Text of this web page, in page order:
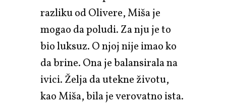
razliku od Olivere, Miša je
mogao da poludi. Za nju je to
bio luksuz. O njoj nije imao ko
da brine. Ona je balansirala na
ivici. Želja da utekne životu,
kao Miša, bila je verovatno ista.